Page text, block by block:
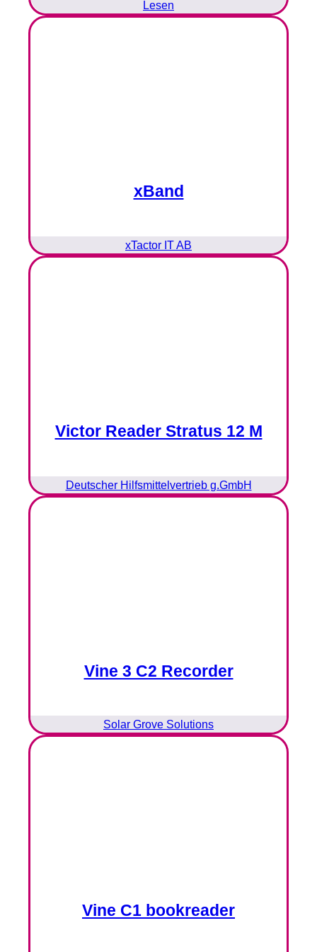
Lesen
xBand
xTactor IT AB
Victor Reader Stratus 12 M
Deutscher Hilfsmittelvertrieb g.GmbH
Vine 3 C2 Recorder
Solar Grove Solutions
Vine C1 bookreader